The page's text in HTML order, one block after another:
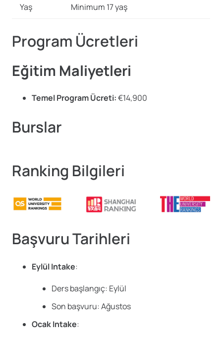
Yaş Minimum 17 yaş
Program Ücretleri
Eğitim Maliyetleri
Temel Program Ücreti:€14,900
Burslar
Ranking Bilgileri
Başvuru Tarihleri
Eylül Intake:
Ders başlangıç: Eylül
Son başvuru: Ağustos
Ocak Intake: